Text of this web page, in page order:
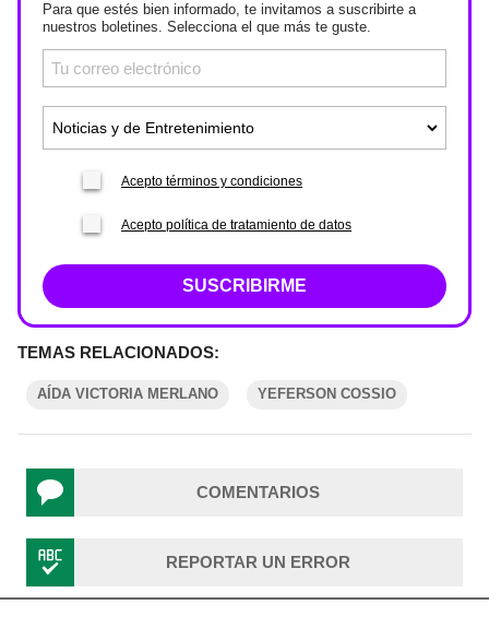
Para que estés bien informado, te invitamos a suscribirte a
nuestros boletines. Selecciona el que más te guste.
Acepto términos y condiciones
Acepto política de tratamiento de datos
SUSCRIBIRME
TEMAS RELACIONADOS:
AÍDA VICTORIA MERLANO YEFERSON COSSIO
COMENTARIOS
REPORTAR UN ERROR